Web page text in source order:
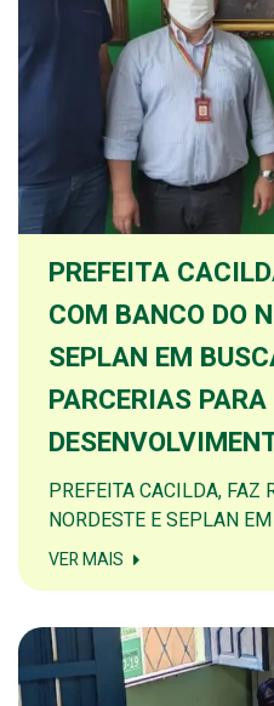
PREFEITA
COM BANCO DO
SEPLAN EM
PARCERIAS PARA
PREFEITA CACILDA, FAZ
NORDESTE E SEPLAN
VER MAIS